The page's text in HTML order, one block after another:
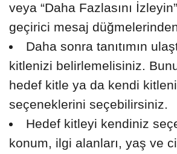
veya “Daha Fazlasını
geçirici mesaj
Daha sonra tanıtımın
kitlenizi belirlemelisiniz.
hedef kitle ya da kendi
seçeneklerini seçebilirsiniz.
Hedef kitleyi kendiniz
konum, ilgi alanları, yaş ve